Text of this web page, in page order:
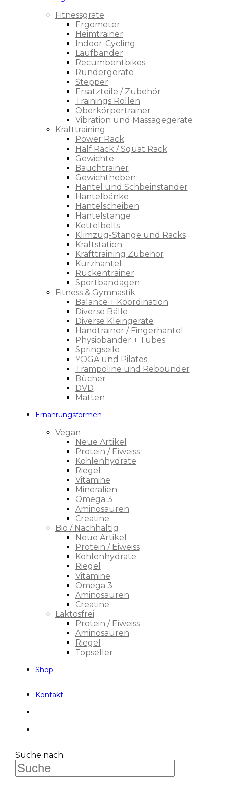
Fitnessgräte
Ergometer
Heimtrainer
Indoor-Cycling
Laufbänder
Recumbentbikes
Rundergeräte
Stepper
Ersatzteile / Zubehör
Trainings Rollen
Oberkörpertrainer
Vibration und Massagegeräte
Krafttraining
Power Rack
Half Rack / Squat Rack
Gewichte
Bauchtrainer
Gewichtheben
Hantel und Schbeinständer
Hantelbänke
Hantelscheiben
Hantelstange
Kettelbells
Klimzug-Stange und Racks
Kraftstation
Krafttraining Zubehör
Kurzhantel
Rückentrainer
Sportbandagen
Fitness & Gymnastik
Balance + Koordination
Diverse Bälle
Diverse Kleingeräte
Handtrainer / Fingerhantel
Physiobänder + Tubes
Springseile
YOGA und Pilates
Trampoline und Rebounder
Bücher
DVD
Matten
Ernährungsformen
Vegan
Neue Artikel
Protein / Eiweiss
Kohlenhydrate
Riegel
Vitamine
Mineralien
Omega 3
Aminosäuren
Creatine
Bio / Nachhaltig
Neue Artikel
Protein / Eiweiss
Kohlenhydrate
Riegel
Vitamine
Omega 3
Aminosäuren
Creatine
Laktosfrei
Protein / Eiweiss
Aminosäuren
Riegel
Topseller
Shop
Kontakt
Suche nach: